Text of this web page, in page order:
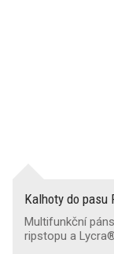
Kalhoty do pasu
Multifunkční
ripstopu a